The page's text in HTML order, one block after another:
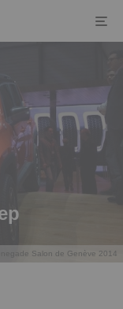
Salon de Genève 2014